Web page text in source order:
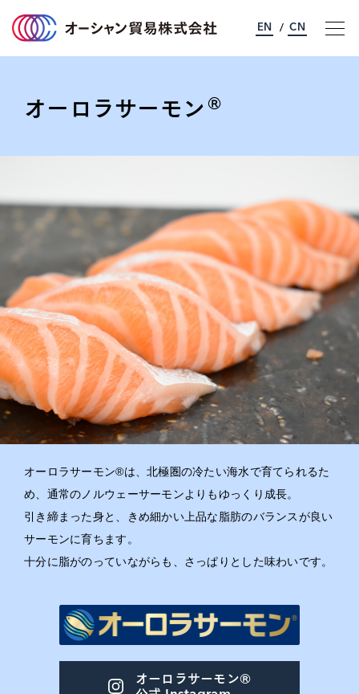
オーシャン貿易について
事業のご案内
サステナビリティ
採用情報
お問い合わせ
お知らせ アクセス プライバシーポリシー
公式 Instagram
EN / CN
オーロラサーモン ®
オーロラサーモン®は、北極圏の冷たい海水で育てられるた
め、通常のノルウェーサーモンよりもゆっくり成長。
引き締まった身と、きめ細かい上品な脂肪のバランスが良い
サーモンに育ちます。
十分に脂がのっていながらも、さっぱりとした味わいです。
オーロラサーモン®